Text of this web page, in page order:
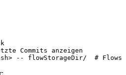
Commits anzeigen
h> -- flowStorageDir/
# Flows